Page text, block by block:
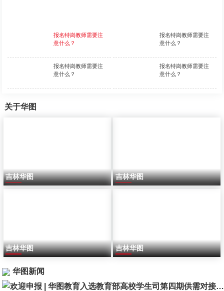
报名特岗教师需要注
意什么？
报名特岗教师需要注
意什么？
报名特岗教师需要注
意什么？
报名特岗教师需要注
意什么？
关于华图
吉林华图 吉林华图
吉林华图 吉林华图
华图新闻
欢迎申报 | 华图教育入选教育部高校学生司第四期供需对接就业育